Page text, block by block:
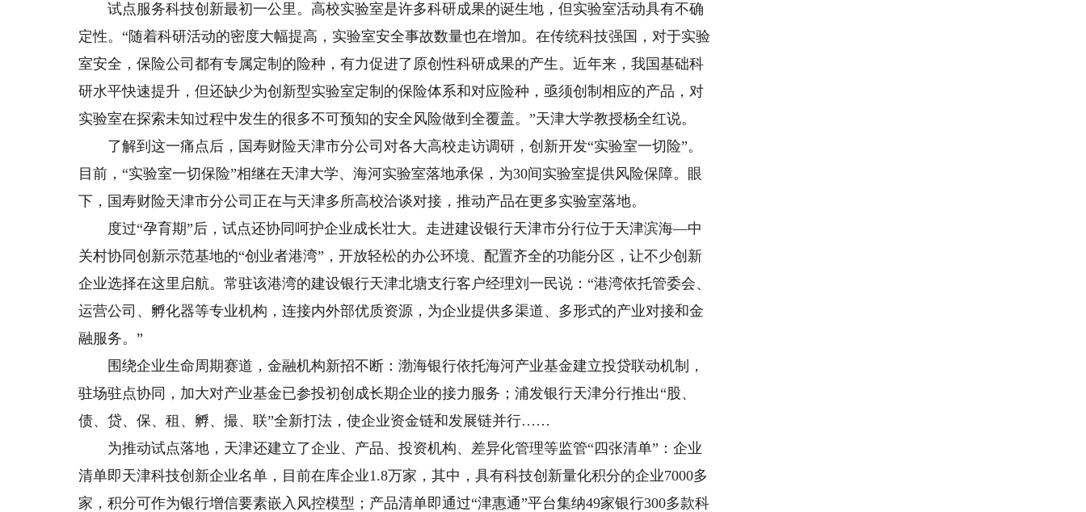
试点服务科技创新最初一公里。高校实验室是许多科研成果的诞生地，但实验室活动具有不确
定性。“随着科研活动的密度大幅提高，实验室安全事故数量也在增加。在传统科技强国，对于实验
室安全，保险公司都有专属定制的险种，有力促进了原创性科研成果的产生。近年来，我国基础科
研水平快速提升，但还缺少为创新型实验室定制的保险体系和对应险种，亟须创制相应的产品，对
实验室在探索未知过程中发生的很多不可预知的安全风险做到全覆盖。”天津大学教授杨全红说。
了解到这一痛点后，国寿财险天津市分公司对各大高校走访调研，创新开发“实验室一切险”。
目前，“实验室一切保险”相继在天津大学、海河实验室落地承保，为30间实验室提供风险保障。眼
下，国寿财险天津市分公司正在与天津多所高校洽谈对接，推动产品在更多实验室落地。
度过“孕育期”后，试点还协同呵护企业成长壮大。走进建设银行天津市分行位于天津滨海—中
关村协同创新示范基地的“创业者港湾”，开放轻松的办公环境、配置齐全的功能分区，让不少创新
企业选择在这里启航。常驻该港湾的建设银行天津北塘支行客户经理刘一民说：“港湾依托管委会、
运营公司、孵化器等专业机构，连接内外部优质资源，为企业提供多渠道、多形式的产业对接和金
融服务。”
围绕企业生命周期赛道，金融机构新招不断：渤海银行依托海河产业基金建立投贷联动机制，
驻场驻点协同，加大对产业基金已参投初创成长期企业的接力服务；浦发银行天津分行推出“股、
债、贷、保、租、孵、撮、联”全新打法，使企业资金链和发展链并行……
为推动试点落地，天津还建立了企业、产品、投资机构、差异化管理等监管“四张清单”：企业
清单即天津科技创新企业名单，目前在库企业1.8万家，其中，具有科技创新量化积分的企业7000多
家，积分可作为银行增信要素嵌入风控模型；产品清单即通过“津惠通”平台集纳49家银行300多款科